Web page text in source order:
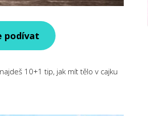
podívat
10+1 tip, jak mít tělo v cajku